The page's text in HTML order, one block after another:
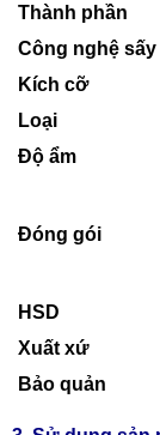
Thành phần
Công nghệ sấy
Kích cỡ
Loại
Độ ẩm
Đóng gói
HSD
Xuất xứ
Bảo quản